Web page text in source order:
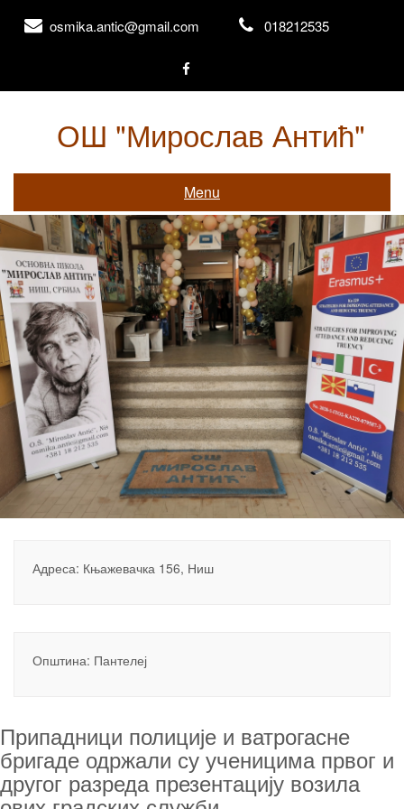
osmika.antic@gmail.com 018212535
ОШ "Мирослав Антић"
Menu
Адреса: Књажевачка 156, Ниш
Општина: Пантелеј
Припадници полиције и ватрогасне
бригаде одржали су ученицима првог и
другог разреда презентацију возила